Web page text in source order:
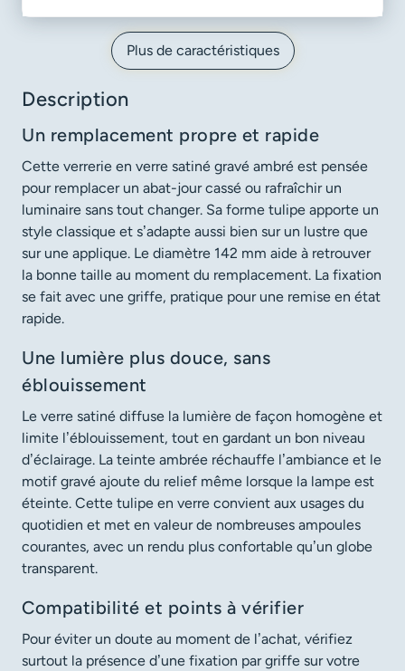
Plus de caractéristiques
Description
Un remplacement propre et rapide
Cette verrerie en verre satiné gravé ambré est pensée
pour remplacer un abat-jour cassé ou rafraîchir un
luminaire sans tout changer. Sa forme tulipe apporte un
style classique et s’adapte aussi bien sur un lustre que
sur une applique. Le diamètre 142 mm aide à retrouver
la bonne taille au moment du remplacement. La fixation
se fait avec une griffe, pratique pour une remise en état
rapide.
Une lumière plus douce, sans
éblouissement
Le verre satiné diffuse la lumière de façon homogène et
limite l’éblouissement, tout en gardant un bon niveau
d’éclairage. La teinte ambrée réchauffe l’ambiance et le
motif gravé ajoute du relief même lorsque la lampe est
éteinte. Cette tulipe en verre convient aux usages du
quotidien et met en valeur de nombreuses ampoules
courantes, avec un rendu plus confortable qu’un globe
transparent.
Compatibilité et points à vérifier
Pour éviter un doute au moment de l’achat, vérifiez
surtout la présence d’une fixation par griffe sur votre